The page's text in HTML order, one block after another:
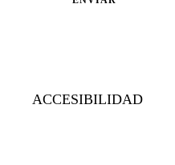
ACCESIBILIDAD